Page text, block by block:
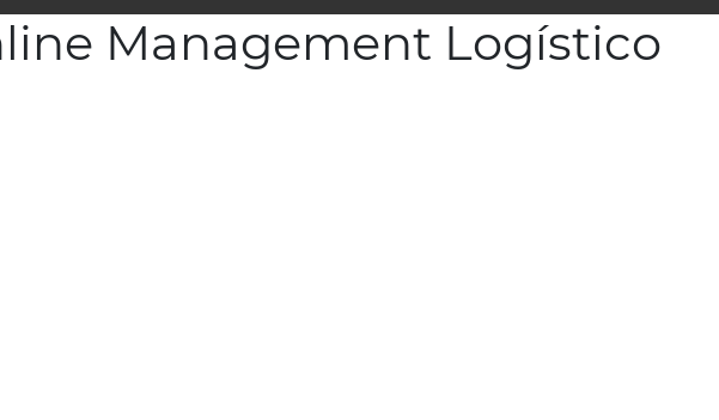
Publicidad Display
Management Logístico